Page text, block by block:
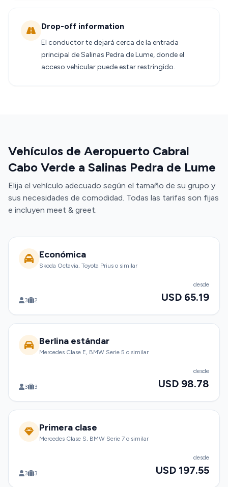
Drop-off information
El conductor te dejará cerca de la entrada
principal de Salinas Pedra de Lume, donde el
acceso vehicular puede estar restringido.
Vehículos de Aeropuerto Cabral
Cabo Verde a Salinas Pedra de Lume
Elija el vehículo adecuado según el tamaño de su grupo y
sus necesidades de comodidad. Todas las tarifas son fijas
e incluyen meet & greet.
Económica
Skoda Octavia, Toyota Prius o similar
3 2
desde
USD 65.19
Berlina estándar
Mercedes Clase E, BMW Serie 5 o similar
3 3
desde
USD 98.78
Primera clase
Mercedes Clase S, BMW Serie 7 o similar
3 3
desde
USD 197.55